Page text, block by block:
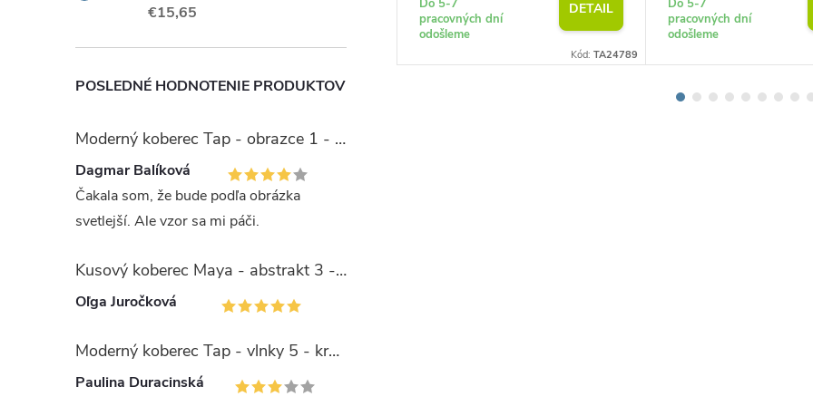
€15,65
POSLEDNÉ HODNOTENIE PRODUKTOV
Moderný koberec Tap - obrazce 1 - sivý
Dagmar Balíková
Čakala som, že bude podľa obrázka
svetlejší. Ale vzor sa mi páči.
Kusový koberec Maya - abstrakt 3 - čierny/žltý
Oľga Juročková
Moderný koberec Tap - vlnky 5 - krémový/zelený
Paulina Duracinská
Skladom -
rýchla expedícia
Do 5-7
pracovných dní
odošleme
DETAIL
Kód: TA24789
Do 5-7
pracovných dní
odošleme